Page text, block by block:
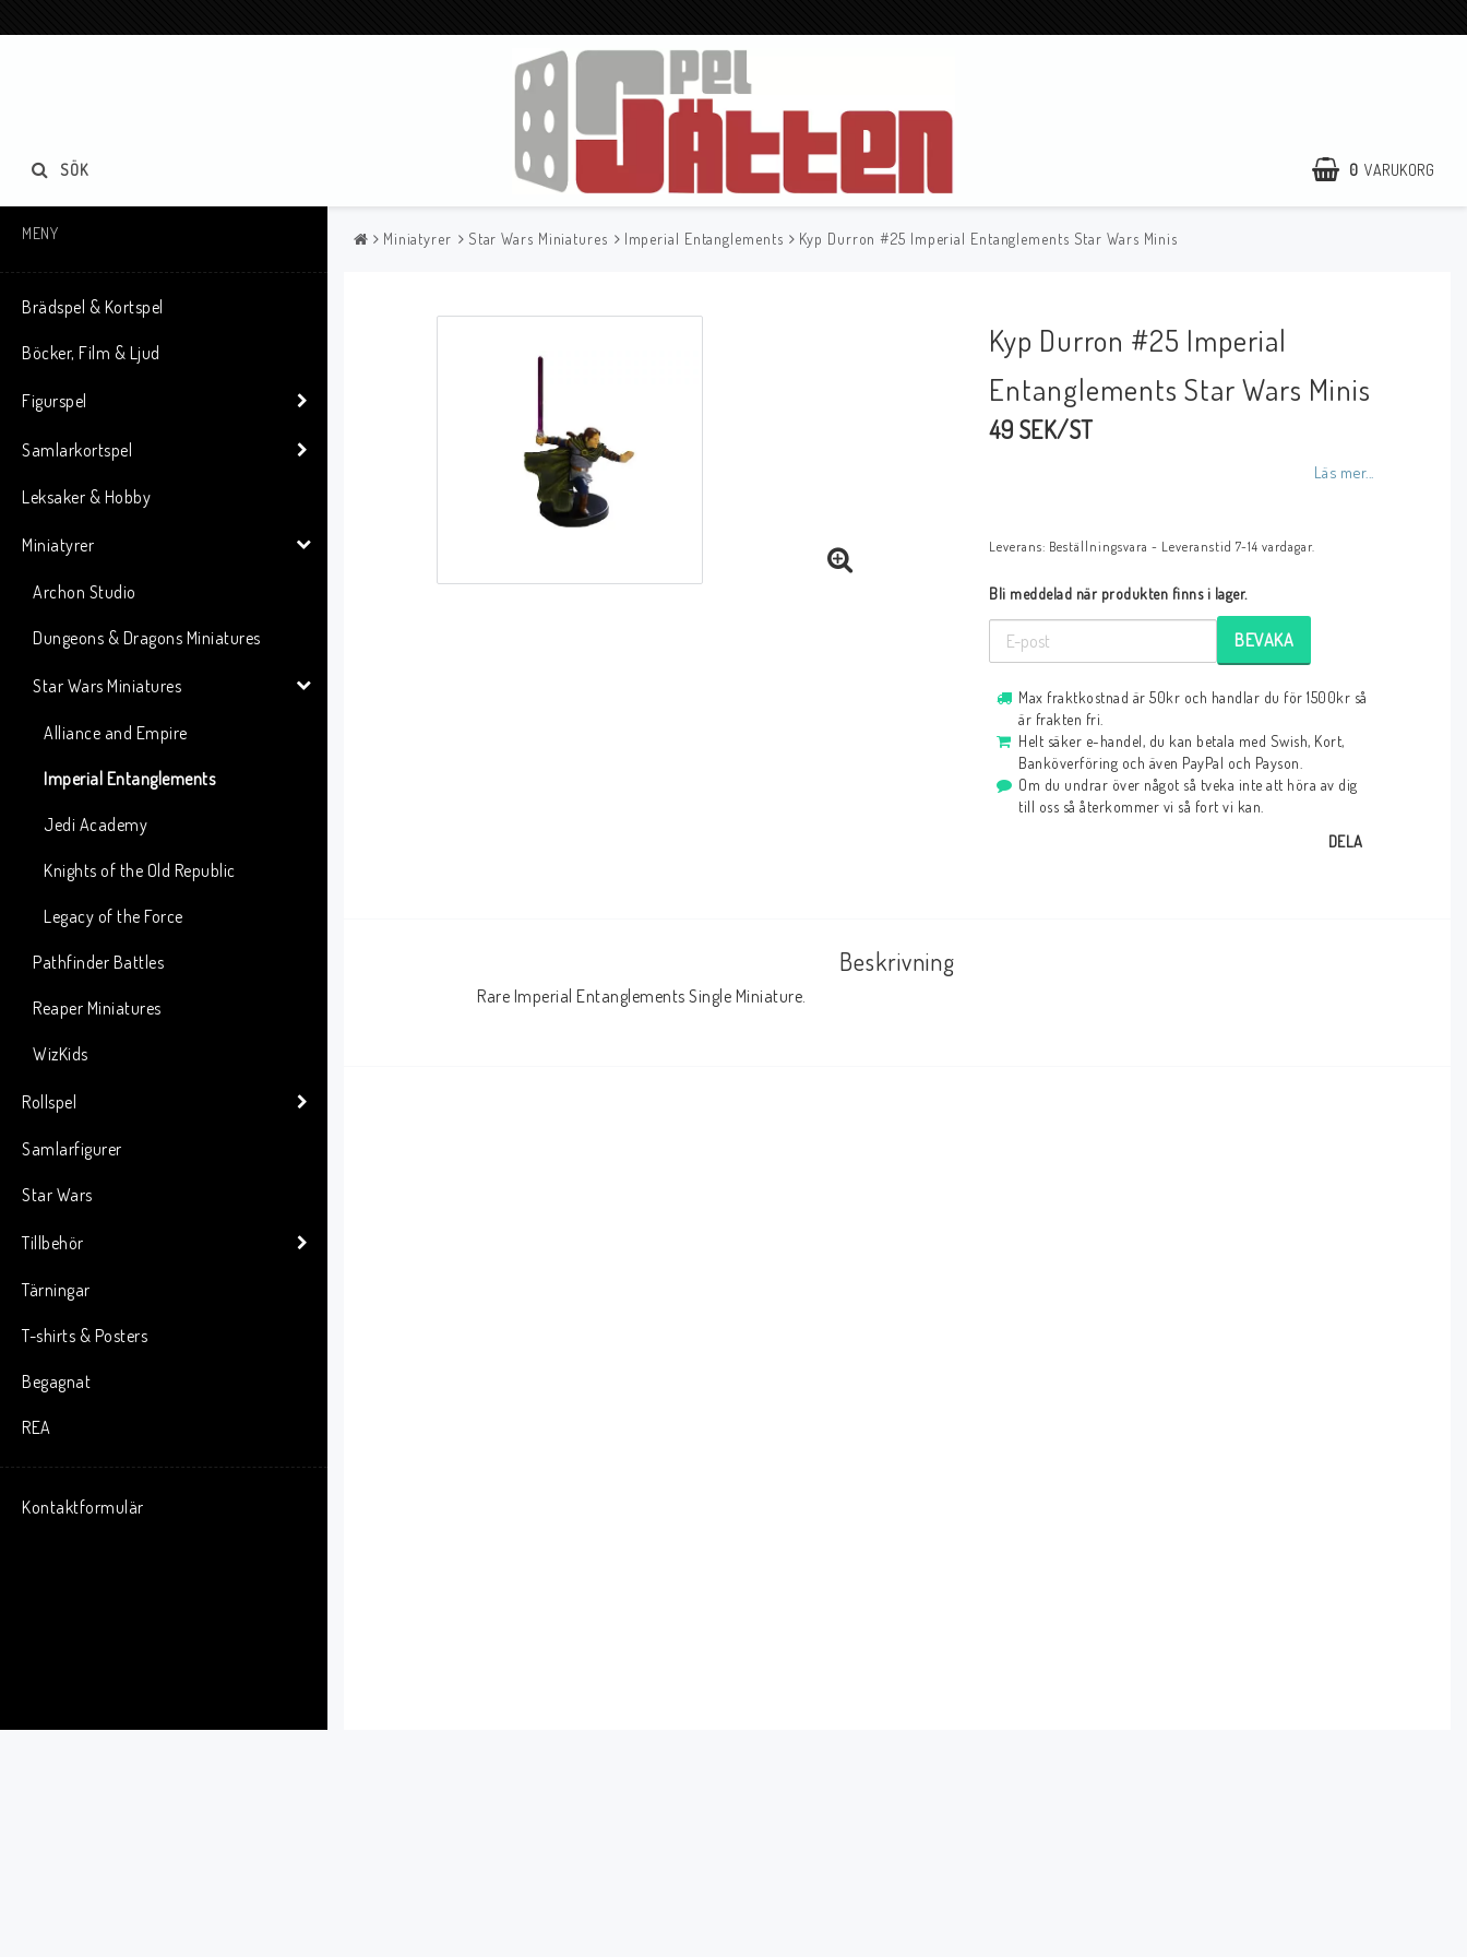
0 VARUKORG
SÖK
MENY
Brädspel & Kortspel
Böcker, Film & Ljud
Figurspel
Samlarkortspel
Leksaker & Hobby
Miniatyrer
Archon Studio
Dungeons & Dragons Miniatures
Star Wars Miniatures
Alliance and Empire
Imperial Entanglements
Jedi Academy
Knights of the Old Republic
Legacy of the Force
Pathfinder Battles
Reaper Miniatures
WizKids
Rollspel
Samlarfigurer
Star Wars
Tillbehör
Tärningar
T-shirts & Posters
Begagnat
REA
Kontaktformulär
Miniatyrer Star Wars Miniatures Imperial Entanglements Kyp Durron #25 Imperial Entanglements Star Wars Minis
Kyp Durron #25 Imperial
Entanglements Star Wars Minis
49 SEK/ST
Läs mer...
Leverans: Beställningsvara - Leveranstid 7-14 vardagar.
Bli meddelad när produkten finns i lager.
BEVAKA
Max fraktkostnad är 50kr och handlar du för 1500kr så
är frakten fri.
Helt säker e-handel, du kan betala med Swish, Kort,
Banköverföring och även PayPal och Payson.
Om du undrar över något så tveka inte att höra av dig
till oss så återkommer vi så fort vi kan.
DELA
Beskrivning
Rare Imperial Entanglements Single Miniature.